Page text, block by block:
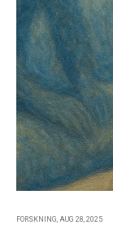
FORSKNING, AUG 28, 2025